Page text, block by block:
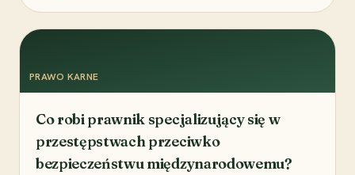
PRAWO KARNE
Co robi prawnik specjalizujący się w
przestępstwach przeciwko
bezpieczeństwu międzynarodowemu?